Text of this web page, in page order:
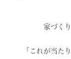
家づく
「これが当た